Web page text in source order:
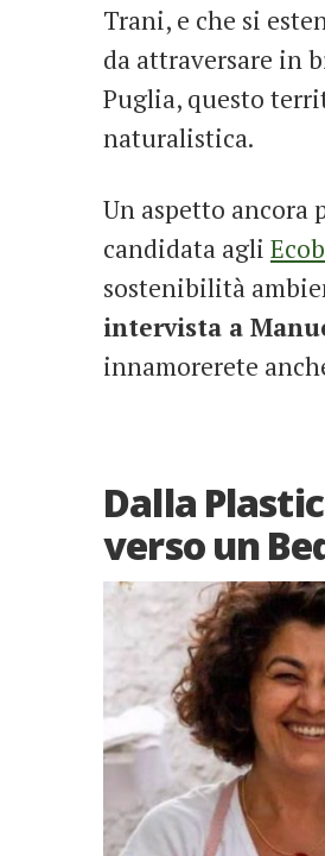
Trani, e che si
da attraversare in
Puglia, questo
naturalistica.
Un aspetto ancora
candidata agli
sostenibilità
intervista a
innamorerete
Dalla
verso un